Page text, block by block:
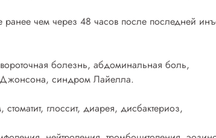
ранее чем через 48 часов после последней
болезнь, абдоминальная боль,
Джонсона, синдром Лайелла.
глоссит, диарея, дисбактериоз,